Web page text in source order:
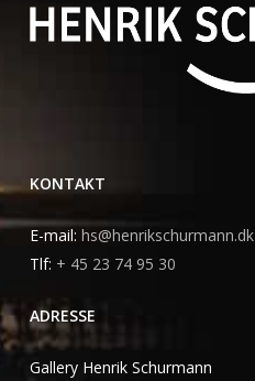
KONTAKT
E-mail: hs@henrikschurmann.dk
Tlf: + 45 23 74 95 30
ADRESSE
Gallery Henrik Schurmann